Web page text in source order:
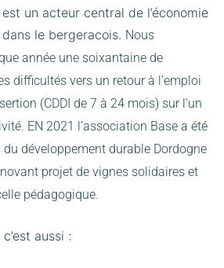
est un acteur central de l’économie
le bergeracois. Nous
année une soixantaine de
difficultés vers un retour à l’emploi
(CDDI de 7 à 24 mois) sur l’un
EN 2021 l’association Base a été
développement durable Dordogne
projet de vignes solidaires et
pédagogique.
aussi :